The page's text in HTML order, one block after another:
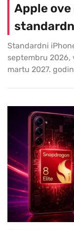
Apple
Standardni
septembru 2026,
martu 2027.